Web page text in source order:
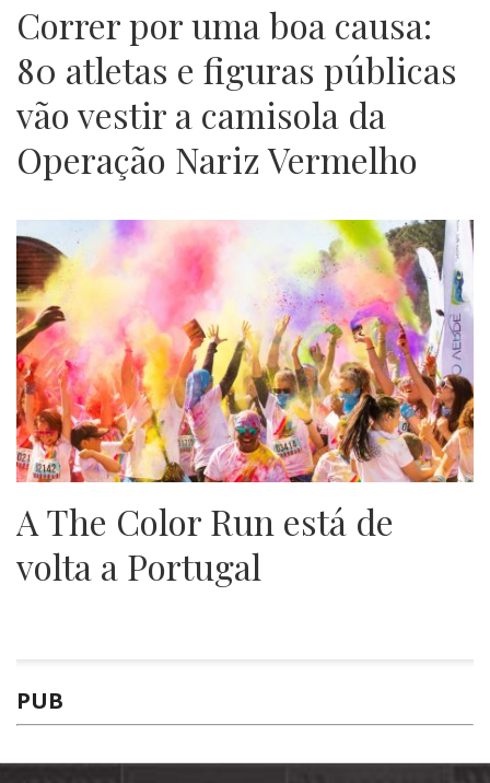
Correr por uma boa causa:
80 atletas e figuras públicas
vão vestir a camisola da
Operação Nariz Vermelho
A The Color Run está de
volta a Portugal
PUB